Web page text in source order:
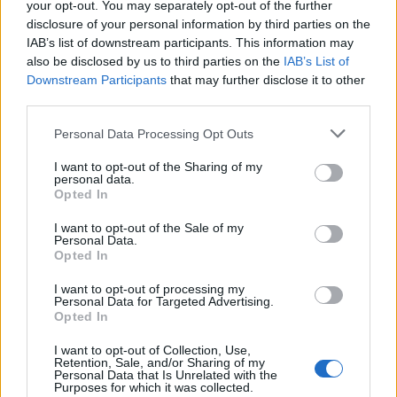
your opt-out. You may separately opt-out of the further
disclosure of your personal information by third parties on the
IAB’s list of downstream participants. This information may
also be disclosed by us to third parties on the IAB’s List of
Downstream Participants that may further disclose it to other
Personal Data Processing Opt Outs
I want to opt-out of the Sharing of my
personal data.
Opted In
I want to opt-out of the Sale of my
Personal Data.
Opted In
I want to opt-out of processing my
Personal Data for Targeted Advertising.
Opted In
I want to opt-out of Collection, Use,
Retention, Sale, and/or Sharing of my
Personal Data that Is Unrelated with the
Purposes for which it was collected.
στην Κουμουνδούρου
Έλβις Πρίσλεϊ: 46
χρόνια από τον
θάνατο του
«βασιλιά» του Rock n’
Ζούκερμπεργκ: Σε
«επική τοποθεσία» η
LIFESTYLE LIFESTYLE